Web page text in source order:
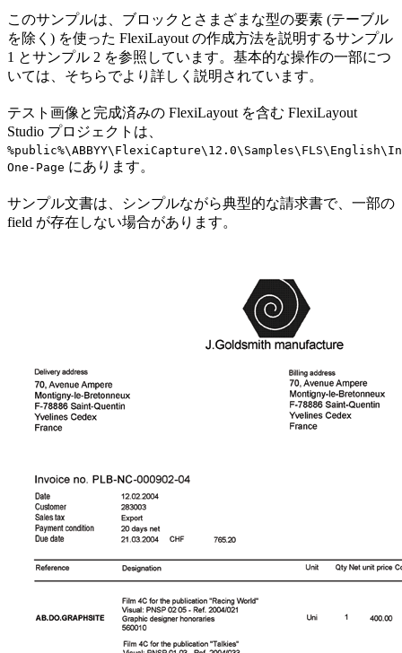
このサンプルは、ブロックとさまざまな型の要素 (テーブル
を除く) を使った FlexiLayout の作成方法を説明するサンプル
1 とサンプル 2 を参照しています。基本的な操作の一部につ
いては、そちらでより詳しく説明されています。
テスト画像と完成済みの FlexiLayout を含む FlexiLayout
Studio プロジェクトは、
One-Page にあります。
サンプル文書は、シンプルながら典型的な請求書で、一部の
field が存在しない場合があります。